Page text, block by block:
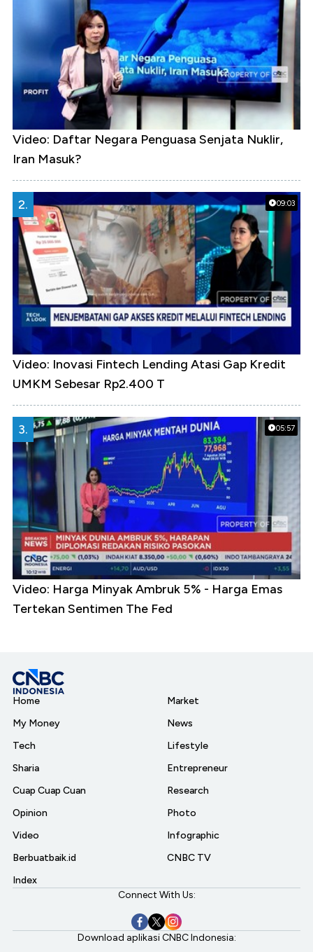
Video: Daftar Negara Penguasa Senjata Nuklir,
Iran Masuk?
09:03
2.
Video: Inovasi Fintech Lending Atasi Gap Kredit
UMKM Sebesar Rp2.400 T
05:57
3.
Video: Harga Minyak Ambruk 5% - Harga Emas
Tertekan Sentimen The Fed
Home
My Money
Tech
Sharia
Cuap Cuap Cuan
Opinion
Video
Berbuatbaik.id
Index
Market
News
Lifestyle
Entrepreneur
Research
Photo
Infographic
CNBC TV
Connect With Us:
Download aplikasi CNBC Indonesia: